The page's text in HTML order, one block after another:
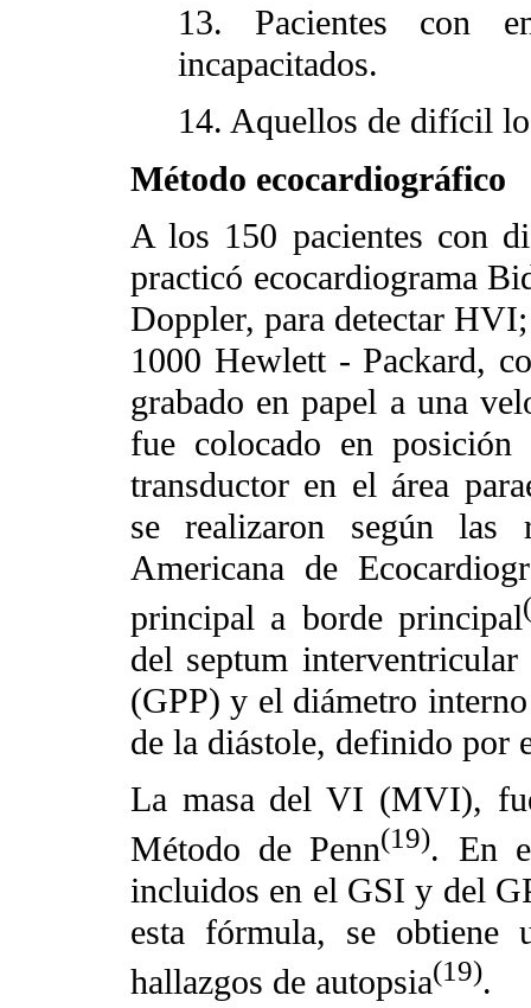
13. Pacientes con
incapacitados.
14. Aquellos de difícil
Método ecocardiográfico
A los 150 pacientes con
practicó ecocardiograma
Doppler, para detectar
1000 Hewlett - Packard,
grabado en papel a una
fue colocado en
transductor en el área
se realizaron según las
Americana de
principal a borde principal
del septum
(GPP) y el diámetro
de la diástole, definido por
La masa del VI (MVI),
Método de Penn(19). En
incluidos en el GSI y del
esta fórmula, se obtiene
hallazgos de autopsia(19).